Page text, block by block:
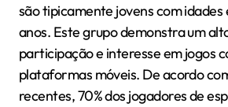
são tipicamente jovens com idades
anos. Este grupo demonstra um
participação e interesse em jogos
plataformas móveis. De acordo
recentes, 70% dos jogadores de